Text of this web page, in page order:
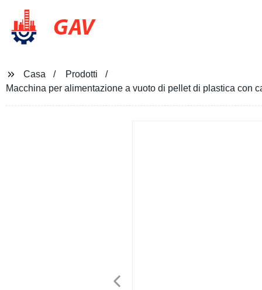
GAV
Casa
Prodotti
Macchina per alimentazione a vuoto di pellet di plastica con